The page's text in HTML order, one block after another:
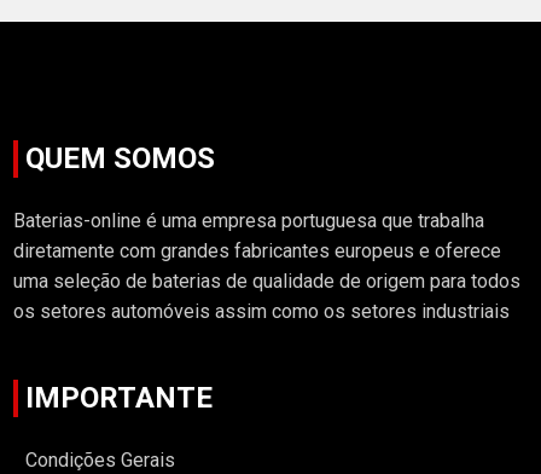
QUEM SOMOS
Baterias-online é uma empresa portuguesa que trabalha
diretamente com grandes fabricantes europeus e oferece
uma seleção de baterias de qualidade de origem para todos
os setores automóveis assim como os setores industriais
IMPORTANTE
Condições Gerais